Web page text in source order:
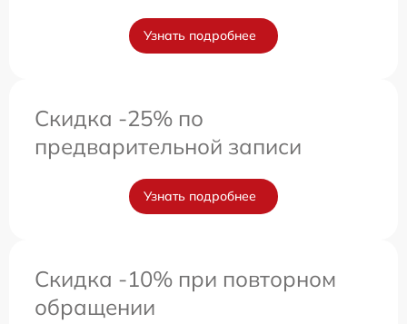
Узнать подробнее
Скидка -25% по
предварительной записи
Узнать подробнее
Скидка -10% при повторном
обращении